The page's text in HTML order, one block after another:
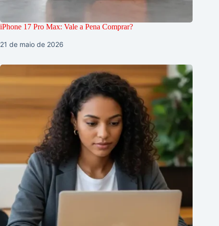
iPhone 17 Pro Max: Vale a Pena Comprar?
21 de maio de 2026